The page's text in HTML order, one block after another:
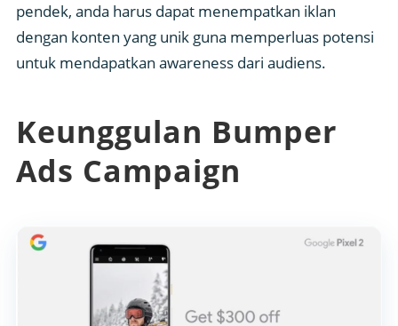
pendek, anda harus dapat menempatkan iklan
dengan konten yang unik guna memperluas potensi
untuk mendapatkan awareness dari audiens.
Keunggulan Bumper
Ads Campaign